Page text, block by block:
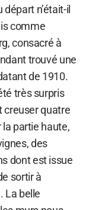
n’était-il
comme
consacré à
trouvé une
de 1910.
très surpris
creuser quatre
la partie haute,
des
dont est issue
sortir à
La belle